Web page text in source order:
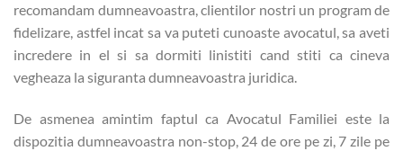
recomandam dumneavoastra, clientilor nostri un program de
fidelizare, astfel incat sa va puteti cunoaste avocatul, sa aveti
incredere in el si sa dormiti linistiti cand stiti ca cineva
vegheaza la siguranta dumneavoastra juridica.
De asmenea amintim faptul ca Avocatul Familiei este la
dispozitia dumneavoastra non-stop, 24 de ore pe zi, 7 zile pe